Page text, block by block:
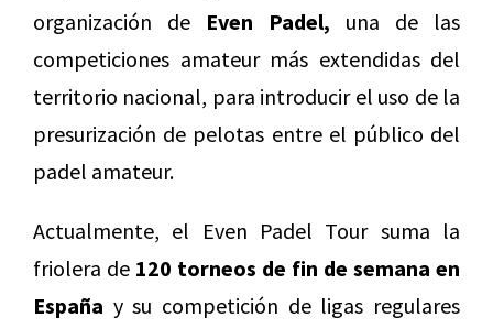
organización de Even Padel, una de las
competiciones amateur más extendidas del
territorio nacional, para introducir el uso de la
presurización de pelotas entre el público del
padel amateur.
Actualmente, el Even Padel Tour suma la
friolera de 120 torneos de fin de semana en
España y su competición de ligas regulares